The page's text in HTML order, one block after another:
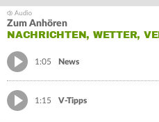
Zum Anhören
NACHRICHTEN, WETTER,
1:05 News
1:15 V-Tipps